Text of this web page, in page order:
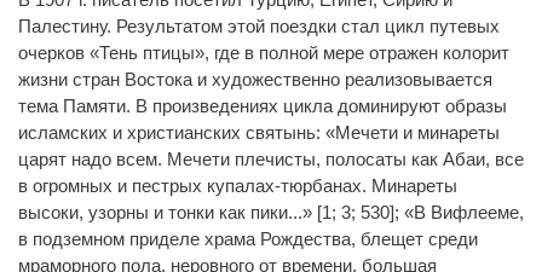
Палестину. Результатом этой поездки стал цикл путевых
очерков «Тень птицы», где в полной мере отражен колорит
жизни стран Востока и художественно реализовывается
тема Памяти. В произведениях цикла доминируют образы
исламских и христианских святынь: «Мечети и минареты
царят надо всем. Мечети плечисты, полосаты как Абаи, все
в огромных и пестрых купалах-тюрбанах. Минареты
высоки, узорны и тонки как пики...» [1; 3; 530]; «В Вифлееме,
в подземном приделе храма Рождества, блещет среди
мраморного пола, неровного от времени, большая